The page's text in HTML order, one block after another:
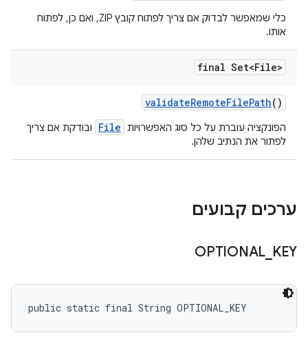
כלי שמאפשר לבדוק אם צריך לפתוח קובץ ZIP, ואם כן, לפתוח
אותו.
final Set<File>
validateRemoteFilePath()
הפונקציה עוברת על כל סוג האפשרויות File
ובודקת אם צריך
לפתור את הנתיב שלהן.
ערכים קבועים
OPTIONAL KEY
public static final String OPTIONAL_KEY